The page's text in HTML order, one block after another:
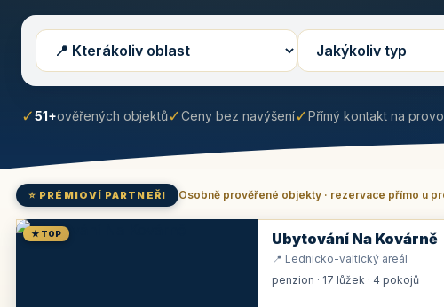
✓51+ověřených objektů✓Ceny bez navýšení✓Přímý kontakt na
⭐ PRÉMIOVÍ PARTNEŘI Osobně prověřené objekty · rezervace přímo u
★ TOP Ubytování Na Kovárně
📍 Lednicko-valtický areál
penzion · 17 lůžek · 4 pokojů